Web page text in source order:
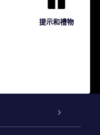
提示和禮物